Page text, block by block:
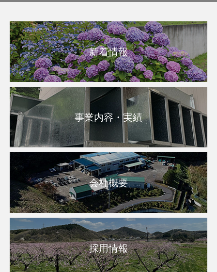
新着情報
事業内容・実績
会社概要
採用情報